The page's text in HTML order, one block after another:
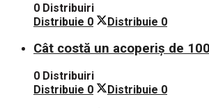
0 Distribuiri
Distribuie 0 Distribuie 0
Cât costă un acoperiș de
0 Distribuiri
Distribuie 0 Distribuie 0